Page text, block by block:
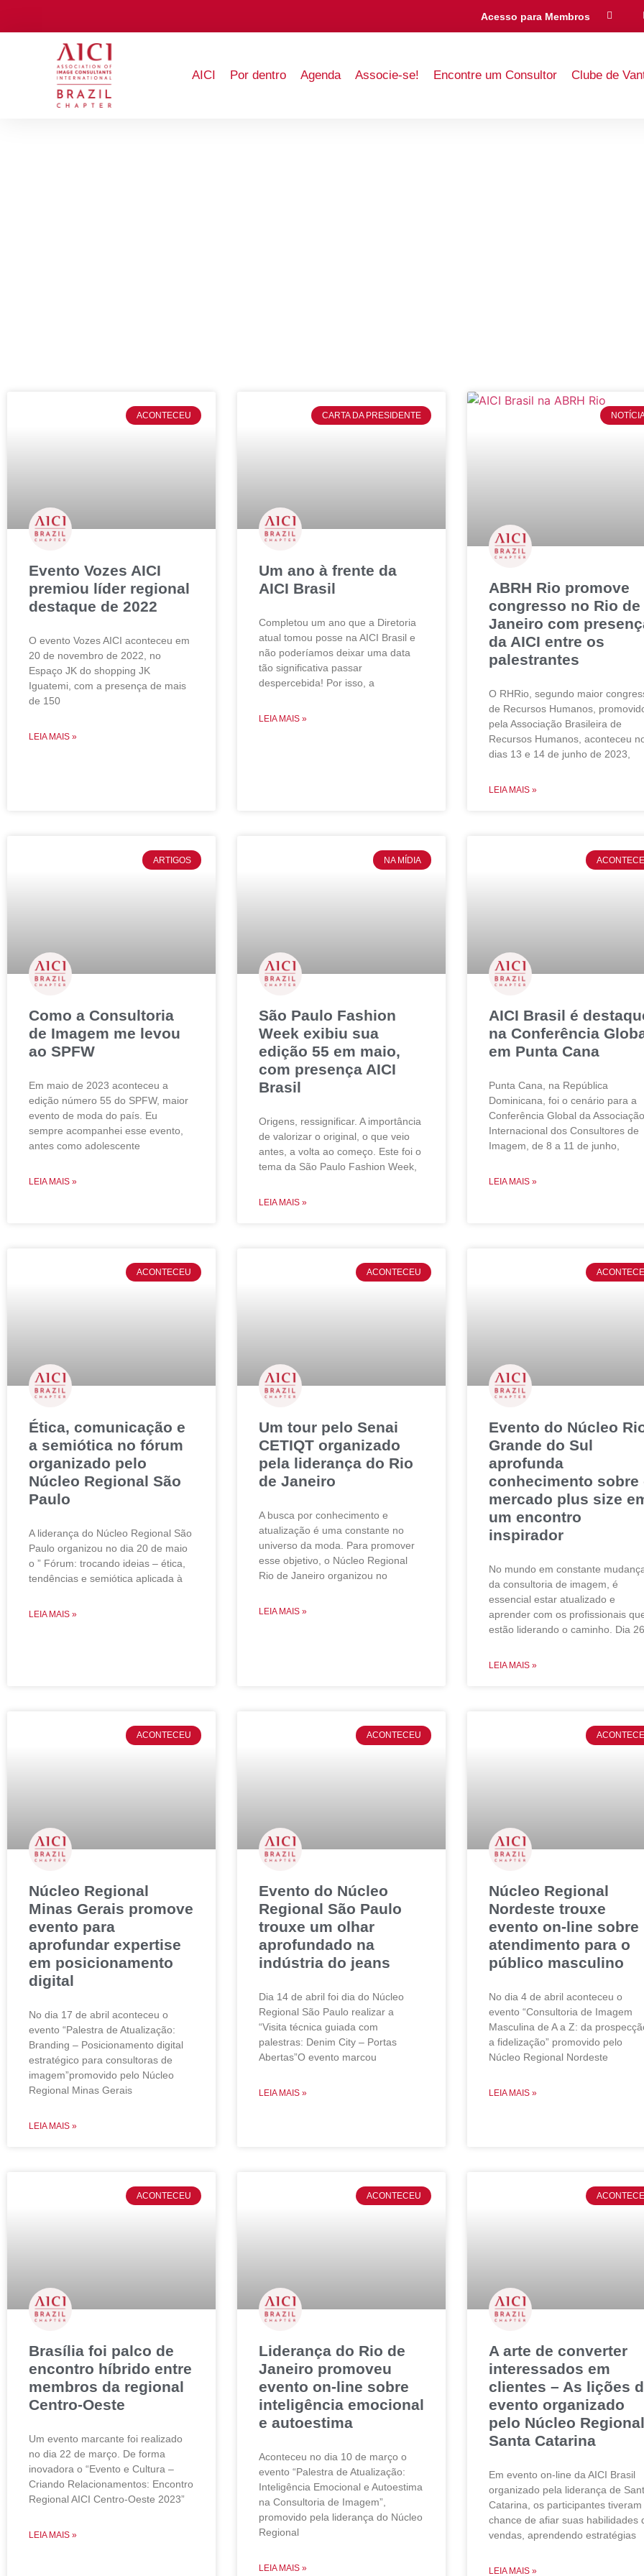
Acesso para Membros
AICI Por dentro Agenda Associe-se! Encontre um Consultor Clube de
ACONTECEU
Evento Vozes AICI
premiou líder regional
destaque de 2022
O evento Vozes AICI aconteceu em
20 de novembro de 2022, no
Espaço JK do shopping JK
Iguatemi, com a presença de mais
de 150
LEIA MAIS »
CARTA DA PRESIDENTE
Um ano à frente da
AICI Brasil
Completou um ano que a Diretoria
atual tomou posse na AICI Brasil e
não poderíamos deixar uma data
tão significativa passar
despercebida! Por isso, a
LEIA MAIS »
ABRH Rio promove
congresso no Rio de
Janeiro com
da AICI entre os
palestrantes
O RHRio, segundo maior
de Recursos Humanos,
pela Associação Brasileira de
Recursos Humanos, aconteceu
dias 13 e 14 de junho de 2023,
LEIA MAIS »
ARTIGOS
Como a Consultoria
de Imagem me levou
ao SPFW
Em maio de 2023 aconteceu a
edição número 55 do SPFW, maior
evento de moda do país. Eu
sempre acompanhei esse evento,
antes como adolescente
LEIA MAIS »
NA MÍDIA
São Paulo Fashion
Week exibiu sua
edição 55 em maio,
com presença AICI
Brasil
Origens, ressignificar. A importância
de valorizar o original, o que veio
antes, a volta ao começo. Este foi o
tema da São Paulo Fashion Week,
LEIA MAIS »
AICI Brasil é
na Conferência
em Punta Cana
Punta Cana, na República
Dominicana, foi o cenário para a
Conferência Global da Associação
Internacional dos Consultores de
Imagem, de 8 a 11 de junho,
LEIA MAIS »
ACONTECEU
Ética, comunicação e
a semiótica no fórum
organizado pelo
Núcleo Regional São
Paulo
A liderança do Núcleo Regional São
Paulo organizou no dia 20 de maio
o ” Fórum: trocando ideias – ética,
tendências e semiótica aplicada à
LEIA MAIS »
ACONTECEU
Um tour pelo Senai
CETIQT organizado
pela liderança do Rio
de Janeiro
A busca por conhecimento e
atualização é uma constante no
universo da moda. Para promover
esse objetivo, o Núcleo Regional
Rio de Janeiro organizou no
LEIA MAIS »
Evento do Núcleo
Grande do Sul
aprofunda
conhecimento sobre
mercado plus size
um encontro
inspirador
No mundo em constante
da consultoria de imagem, é
essencial estar atualizado e
aprender com os profissionais
estão liderando o caminho. Dia 26
LEIA MAIS »
ACONTECEU
Núcleo Regional
Minas Gerais promove
evento para
aprofundar expertise
em posicionamento
digital
No dia 17 de abril aconteceu o
evento “Palestra de Atualização:
Branding – Posicionamento digital
estratégico para consultoras de
imagem”promovido pelo Núcleo
Regional Minas Gerais
LEIA MAIS »
ACONTECEU
Evento do Núcleo
Regional São Paulo
trouxe um olhar
aprofundado na
indústria do jeans
Dia 14 de abril foi dia do Núcleo
Regional São Paulo realizar a
“Visita técnica guiada com
palestras: Denim City – Portas
Abertas”O evento marcou
LEIA MAIS »
Núcleo Regional
Nordeste trouxe
evento on-line sobre
atendimento para o
público masculino
No dia 4 de abril aconteceu o
evento “Consultoria de Imagem
Masculina de A a Z: da
a fidelização” promovido pelo
Núcleo Regional Nordeste
LEIA MAIS »
ACONTECEU
Brasília foi palco de
encontro híbrido entre
membros da regional
Centro-Oeste
Um evento marcante foi realizado
no dia 22 de março. De forma
inovadora o “Evento e Cultura –
Criando Relacionamentos: Encontro
Regional AICI Centro-Oeste 2023”
LEIA MAIS »
ACONTECEU
Liderança do Rio de
Janeiro promoveu
evento on-line sobre
inteligência emocional
e autoestima
Aconteceu no dia 10 de março o
evento “Palestra de Atualização:
Inteligência Emocional e Autoestima
na Consultoria de Imagem”,
promovido pela liderança do Núcleo
Regional
LEIA MAIS »
A arte de converter
interessados em
clientes – As lições
evento organizado
pelo Núcleo Regional
Santa Catarina
Em evento on-line da AICI Brasil
organizado pela liderança de
Catarina, os participantes tiveram
chance de afiar suas habilidades
vendas, aprendendo estratégias
LEIA MAIS »